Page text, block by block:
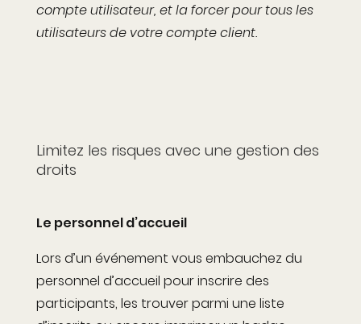
compte utilisateur, et la forcer pour tous les
utilisateurs de votre compte client.
Limitez les risques avec une gestion des
droits
Le personnel d’accueil
Lors d’un événement vous embauchez du
personnel d’accueil pour inscrire des
participants, les trouver parmi une liste